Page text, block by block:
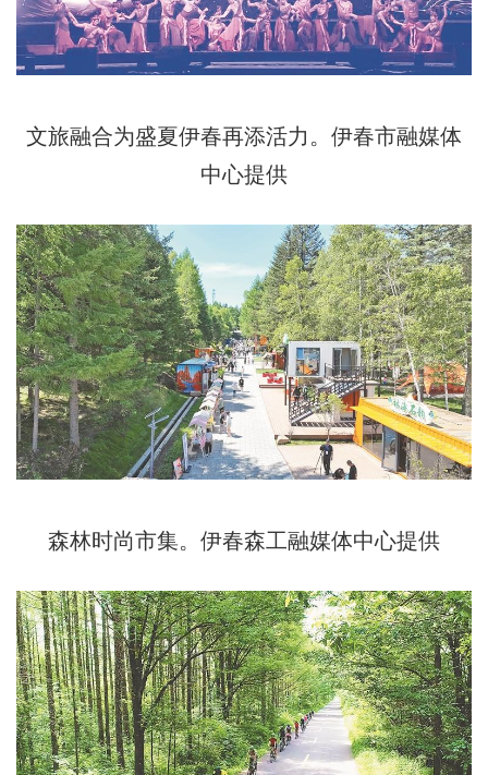
文旅融合为盛夏伊春再添活力。伊春市融媒体
中心提供
森林时尚市集。伊春森工融媒体中心提供